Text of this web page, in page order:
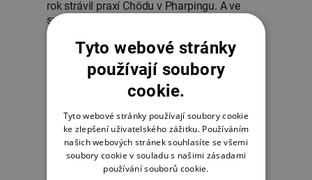
rok strávil praxí Chödu v Pharpingu. A ve
svých osmnácti letech zde započal tříletý
retreat pod vedením Maniwy Sheraba
Gjalcchena Rinpocheho. Poté začal cestovat
a vyučovat v Evropě a Severní Americe.
Následně dokončil bakalářský titul v oboru
Filmová a mediální produkce v Kanadě.
Rinpočhe nyní dělí svůj čas mezi osobní
meditační retreat a výuku v Asii a Evropě. V
současné době také dohlíží na klášter Karma
Kagjü ve Swayambhu.
Tyto webové stránky
používají soubory
cookie.
Tyto webové stránky používají soubory cookie
ke zlepšení uživatelského zážitku. Používáním
našich webových stránek souhlasíte se všemi
soubory cookie v souladu s našimi zásadami
používání souborů cookie.